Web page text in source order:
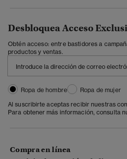
Desbloquea Acceso
Obtén acceso: entre bastidores a
productos y ventas.
Ropa de hombre
Ropa de mujer
Al suscribirte aceptas recibir nuestras
Para obtener más información, consulta
Compra en línea